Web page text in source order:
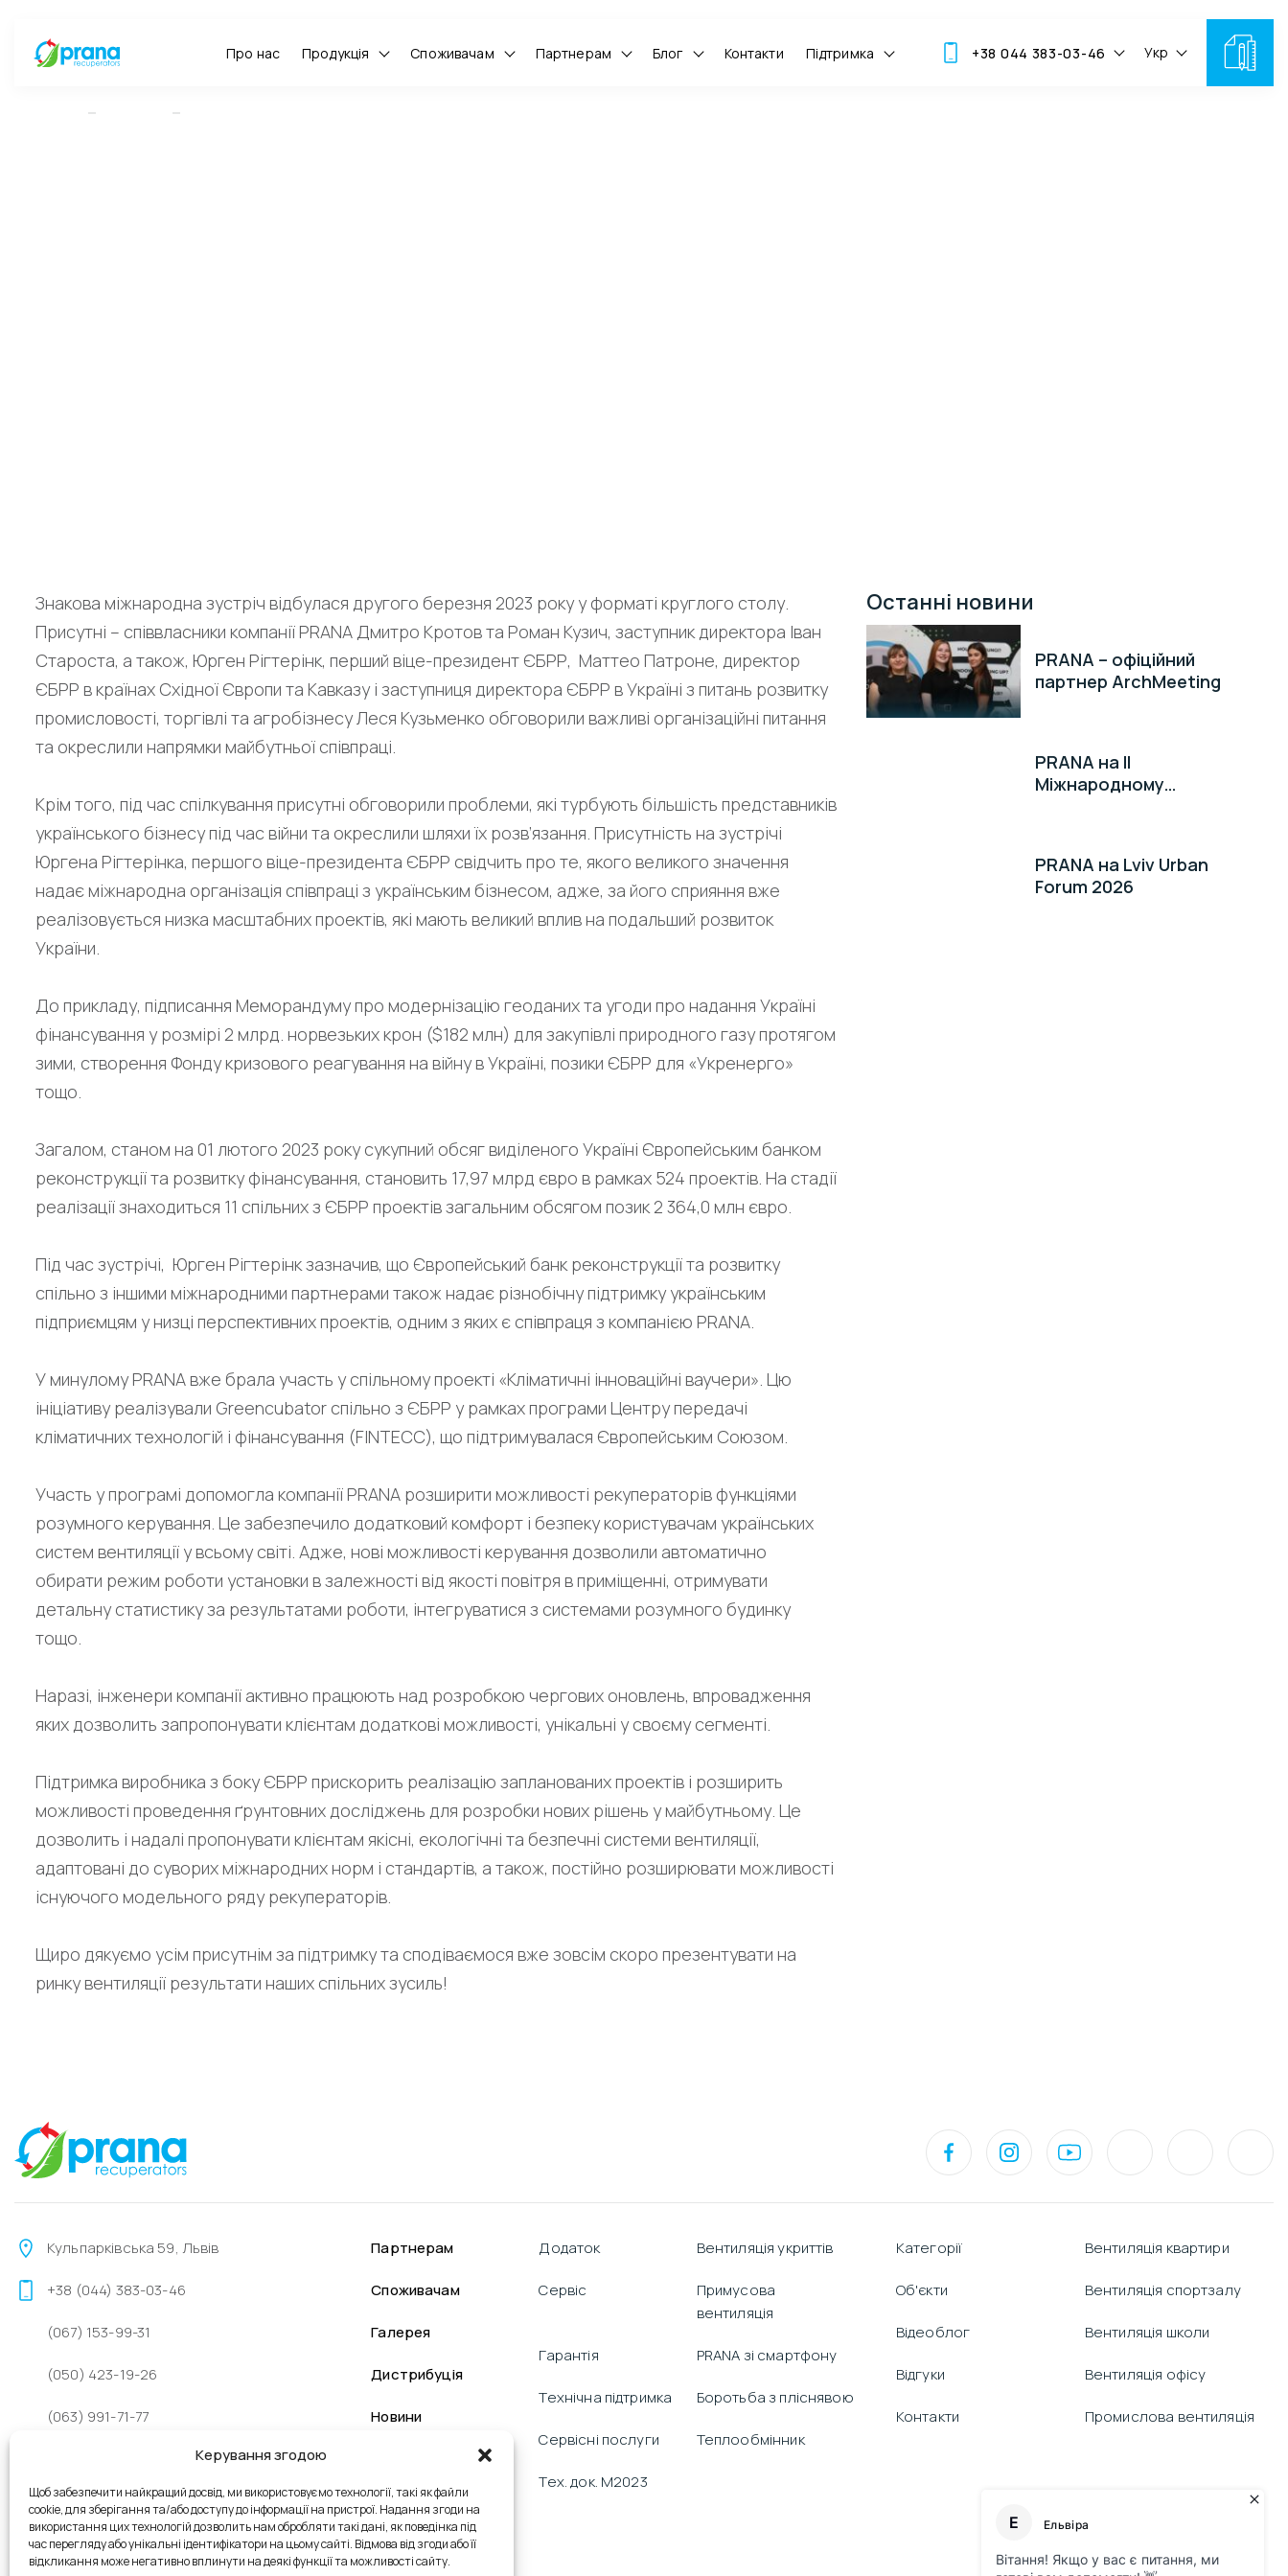
Керування згодою
Щоб забезпечити найкращий досвід, ми використовуємо технології, такі як файли
cookie, для зберігання та/або доступу до інформації на пристрої. Надання згоди на
використання цих технологій дозволить нам обробляти такі дані, як поведінка під
час перегляду або унікальні ідентифікатори на цьому сайті. Відмова від згоди або її
відкликання може негативно вплинути на деякі функції та можливості сайту.
Про нас Продукція Споживачам Партнерам Блог Контакти Підтримка +38 044 383-03-46 Укр
Знакова міжнародна зустріч відбулася другого березня 2023 року у форматі круглого столу.
Присутні – співвласники компанії PRANA Дмитро Кротов та Роман Кузич, заступник директора Іван
Староста, а також, Юрген Рігтерінк, перший віце-президент ЄБРР, Маттео Патроне, директор
ЄБРР в країнах Східної Європи та Кавказу і заступниця директора ЄБРР в Україні з питань розвитку
промисловості, торгівлі та агробізнесу Леся Кузьменко обговорили важливі організаційні питання
та окреслили напрямки майбутньої співпраці.
Крім того, під час спілкування присутні обговорили проблеми, які турбують більшість представників
українського бізнесу під час війни та окреслили шляхи їх розв’язання. Присутність на зустрічі
Юргена Рігтерінка, першого віце-президента ЄБРР свідчить про те, якого великого значення
надає міжнародна організація співпраці з українським бізнесом, адже, за його сприяння вже
реалізовується низка масштабних проектів, які мають великий вплив на подальший розвиток
України.
До прикладу, підписання Меморандуму про модернізацію геоданих та угоди про надання Україні
фінансування у розмірі 2 млрд. норвезьких крон ($182 млн) для закупівлі природного газу протягом
зими, створення Фонду кризового реагування на війну в Україні, позики ЄБРР для «Укренерго»
тощо.
Загалом, станом на 01 лютого 2023 року сукупний обсяг виділеного Україні Європейським банком
реконструкції та розвитку фінансування, становить 17,97 млрд євро в рамках 524 проектів. На стадії
реалізації знаходиться 11 спільних з ЄБРР проектів загальним обсягом позик 2 364,0 млн євро.
Під час зустрічі, Юрген Рігтерінк зазначив, що Європейський банк реконструкції та розвитку
спільно з іншими міжнародними партнерами також надає різнобічну підтримку українським
підприємцям у низці перспективних проектів, одним з яких є співпраця з компанією PRANA.
У минулому PRANA вже брала участь у спільному проекті «Кліматичні інноваційні ваучери». Цю
ініціативу реалізували Greencubator спільно з ЄБРР у рамках програми Центру передачі
кліматичних технологій і фінансування (FINTECC), що підтримувалася Європейським Союзом.
Участь у програмі допомогла компанії PRANA розширити можливості рекуператорів функціями
розумного керування. Це забезпечило додатковий комфорт і безпеку користувачам українських
систем вентиляції у всьому світі. Адже, нові можливості керування дозволили автоматично
обирати режим роботи установки в залежності від якості повітря в приміщенні, отримувати
детальну статистику за результатами роботи, інтегруватися з системами розумного будинку
тощо.
Наразі, інженери компанії активно працюють над розробкою чергових оновлень, впровадження
яких дозволить запропонувати клієнтам додаткові можливості, унікальні у своєму сегменті.
Підтримка виробника з боку ЄБРР прискорить реалізацію запланованих проектів і розширить
можливості проведення ґрунтовних досліджень для розробки нових рішень у майбутньому. Це
дозволить і надалі пропонувати клієнтам якісні, екологічні та безпечні системи вентиляції,
адаптовані до суворих міжнародних норм і стандартів, а також, постійно розширювати можливості
існуючого модельного ряду рекуператорів.
Щиро дякуємо усім присутнім за підтримку та сподіваємося вже зовсім скоро презентувати на
ринку вентиляції результати наших спільних зусиль!
Останні новини
PRANA – офіційний
партнер ArchMeeting
PRANA на II
Міжнародному
PRANA на Lviv Urban
Forum 2026
Кульпарківська 59, Львів
+38 (044) 383-03-46
(067) 153-99-31
(050) 423-19-26
(063) 991-71-77
+38 (096) 262-48-98
Пн - Пт: 9:00 - 18:00
Партнерам
Споживачам
Галерея
Дистрибуція
Новини
Додаток Вентиляція укриттів
Сервіс
Примусова
вентиляція
Гарантія PRANA зі смартфону
Технічна підтримка Боротьба з пліснявою
Сервісні послуги Теплообмінник
Тех. док. M2023
Категорії Вентиляція квартири
Об'єкти Вентиляція спортзалу
Відеоблог Вентиляція школи
Відгуки Вентиляція офісу
Контакти Промислова вентиляція